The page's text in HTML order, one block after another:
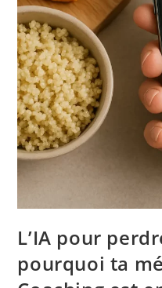
L’IA pour
pourquoi ta